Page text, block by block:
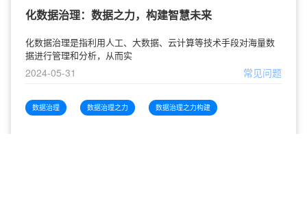
化数据治理：数据之力，构建智慧未来
化数据治理是指利用人工、大数据、云计算等技术手段对海量数
据进行管理和分析，从而实
2024-05-31 常见问题
数据治理 数据治理之力 数据治理之力构建